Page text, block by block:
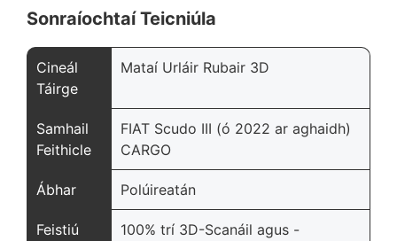
Sonraíochtaí Teicniúla
Cineál
Táirge
Mataí Urláir Rubair 3D
Samhail
Feithicle
FIAT Scudo III (ó 2022 ar aghaidh)
CARGO
Ábhar Polúireatán
Feistiú
100% trí 3D-Scanáil agus -